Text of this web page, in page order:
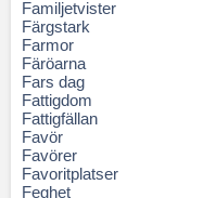
Familjetvister
Färgstark
Farmor
Färöarna
Fars dag
Fattigdom
Fattigfällan
Favör
Favörer
Favoritplatser
Feghet